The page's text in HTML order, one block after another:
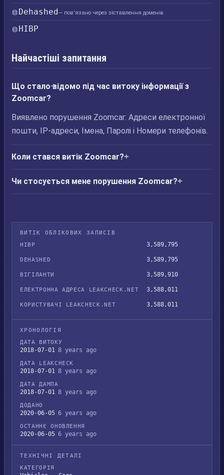
Dehashed— пов'язано через зіставлення доменів
HIBP
Найчастіші запитання
Що стало відомо під час витоку інформації з
Zoomcar?
Виявлено порушення Zoomcar: Адреси електронної
пошти, IP-адреси, Імена, Паролі і Номери телефонів.
Коли стався витік Zoomcar?
Чи стосується мене порушення Zoomcar?
ВИТІК ОБЛІКОВИХ ЗАПИСІВ
HIBP
3,589,795
DEHASHED 3,589,795
ВІГІЛАНТИ 3,589,910
ЕЛЕКТРОННА АДРЕСА LEAKCHECK.NET 3,588,011
КОРИСТУВАЧІ LEAKCHECK.NET 3,588,011
ХРОНОЛОГІЯ
ДАТА ВИТОКУ
2018-07-01 8 years ago
ДАТА LEAKCHECK
2018-07-01 8 years ago
ДАТА ДАМПА
2018-07-01 8 years ago
ДОДАНО
2020-06-05 6 years ago
ОСТАННЄ ОНОВЛЕННЯ
2020-06-05 6 years ago
ТЕХНІЧНІ ДЕТАЛІ
КАТЕГОРІЯ